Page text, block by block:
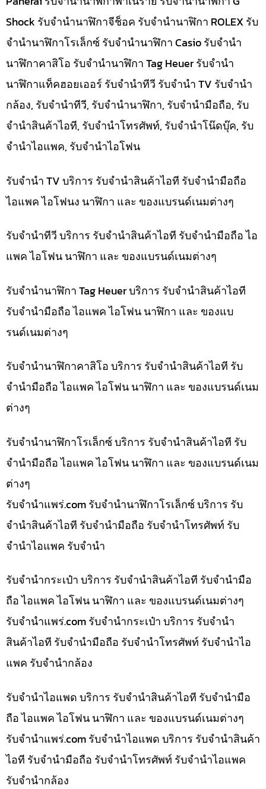
Shock รับจำนำนาฬิกาจีช็อค รับจำนำนาฬิกา ROLEX รับ
จำนำนาฬิกาโรเล็กซ์ รับจำนำนาฬิกา Casio รับจำนำ
นาฬิกาคาสิโอ รับจำนำนาฬิกา Tag Heuer รับจำนำ
นาฬิกาแท็คฮอยเออร์ รับจำนำทีวี รับจำนำ TV รับจำนำ
กล้อง, รับจำนำทีวี, รับจำนำนาฬิกา, รับจำนำมือถือ, รับ
จำนำสินค้าไอที, รับจำนำโทรศัพท์, รับจำนำโน๊ดบุ๊ค, รับ
จำนำไอแพค, รับจำนำไอโฟน
รับจำนำ TV บริการ รับจำนำสินค้าไอที รับจำนำมือถือ
ไอแพค ไอโฟนง นาฬิกา และ ของแบรนด์เนมต่างๆ
รับจำนำทีวี บริการ รับจำนำสินค้าไอที รับจำนำมือถือ ไอ
แพค ไอโฟน นาฬิกา และ ของแบรนด์เนมต่างๆ
รับจำนำนาฬิกา Tag Heuer บริการ รับจำนำสินค้าไอที
รับจำนำมือถือ ไอแพค ไอโฟน นาฬิกา และ ของแบ
รนด์เนมต่างๆ
รับจำนำนาฬิกาคาสิโอ บริการ รับจำนำสินค้าไอที รับ
จำนำมือถือ ไอแพค ไอโฟน นาฬิกา และ ของแบรนด์เนม
ต่างๆ
รับจำนำนาฬิกาโรเล็กซ์ บริการ รับจำนำสินค้าไอที รับ
จำนำมือถือ ไอแพค ไอโฟน นาฬิกา และ ของแบรนด์เนม
ต่างๆ
รับจํานําแพร่.com รับจำนำนาฬิกาโรเล็กซ์ บริการ รับ
จำนำสินค้าไอที รับจำนำมือถือ รับจำนำโทรศัพท์ รับ
จำนำไอแพค รับจำนำ
รับจำนำกระเป๋า บริการ รับจำนำสินค้าไอที รับจำนำมือ
ถือ ไอแพค ไอโฟน นาฬิกา และ ของแบรนด์เนมต่างๆ
รับจํานําแพร่.com รับจำนำกระเป๋า บริการ รับจำนำ
สินค้าไอที รับจำนำมือถือ รับจำนำโทรศัพท์ รับจำนำไอ
แพค รับจำนำกล้อง
รับจำนำไอแพด บริการ รับจำนำสินค้าไอที รับจำนำมือ
ถือ ไอแพค ไอโฟน นาฬิกา และ ของแบรนด์เนมต่างๆ
รับจํานําแพร่.com รับจำนำไอแพด บริการ รับจำนำสินค้า
ไอที รับจำนำมือถือ รับจำนำโทรศัพท์ รับจำนำไอแพค
รับจำนำกล้อง